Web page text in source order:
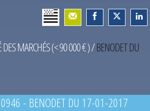
DES MARCHÉS (< 90 000 € )/BENODET DU
- BENODET DU 17-01-2017